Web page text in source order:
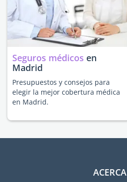
Seguros médicos en
Madrid
Presupuestos y consejos para
elegir la mejor cobertura médica
en Madrid.
ACERCA